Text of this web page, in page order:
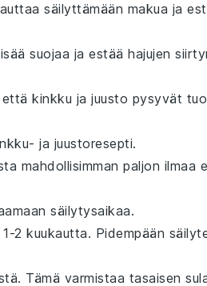
säilyttämään makua ja
suojaa ja estää hajujen
että kinkku ja juusto pysyvät
ja juustoresepti.
mahdollisimman paljon ilmaa
säilytysaikaa.
2 kuukautta. Pidempään
Tämä varmistaa tasaisen